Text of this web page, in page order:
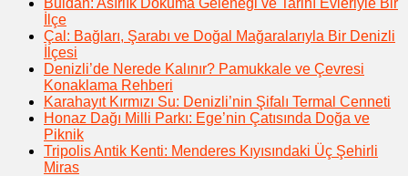
İlçe
Çal: Bağları, Şarabı ve Doğal Mağaralarıyla Bir Denizli
İlçesi
Denizli’de Nerede Kalınır? Pamukkale ve Çevresi
Konaklama Rehberi
Karahayıt Kırmızı Su: Denizli’nin Şifalı Termal Cenneti
Honaz Dağı Milli Parkı: Ege’nin Çatısında Doğa ve
Piknik
Tripolis Antik Kenti: Menderes Kıyısındaki Üç Şehirli
Miras